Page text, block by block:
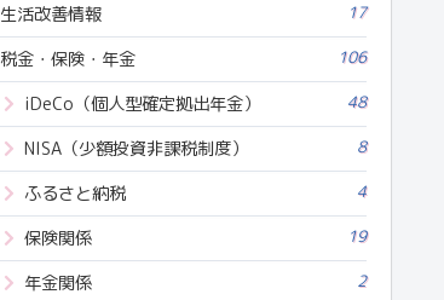
生活改善情報 17
税金・保険・年金 106
iDeCo（個人型確定拠出年金） 48
NISA（少額投資非課税制度） 8
ふるさと納税 4
保険関係 19
年金関係 2